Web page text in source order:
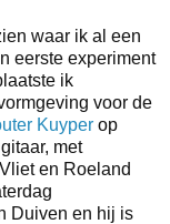
waar ik al een
eerste experiment
ik
voor de
Kuyper op
met
en Roeland
Duiven en hij is